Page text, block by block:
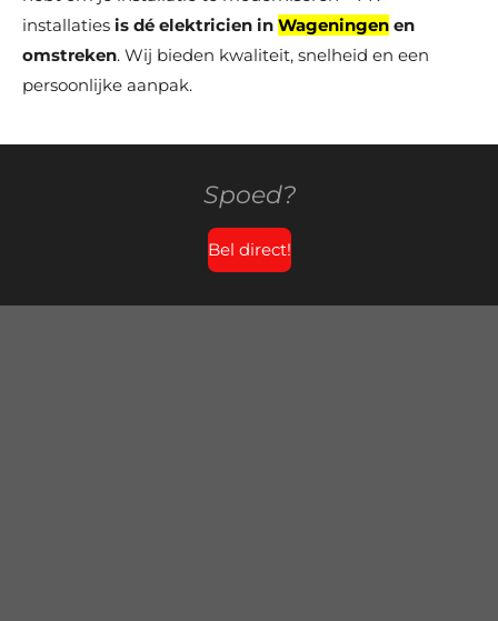
installaties is dé elektricien in Wageningen en
omstreken. Wij bieden kwaliteit, snelheid en een
persoonlijke aanpak.
Spoed?
Bel direct!